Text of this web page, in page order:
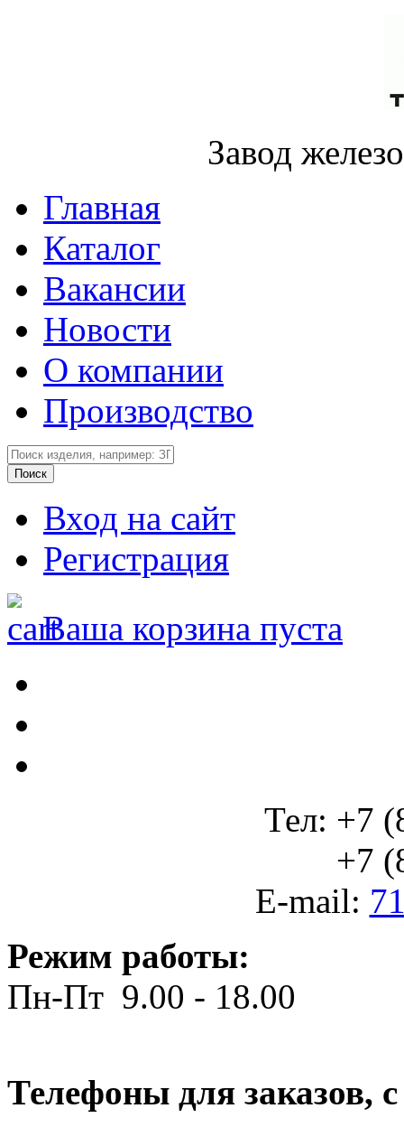
Завод
Главная
Каталог
Вакансии
Новости
О компании
Производство
Вход на сайт
Регистрация
Ваша корзина пуста
Тел: +7
+7
E-mail:
Режим работы:
Пн-Пт 9.00 - 18.00
Телефоны для заказов,